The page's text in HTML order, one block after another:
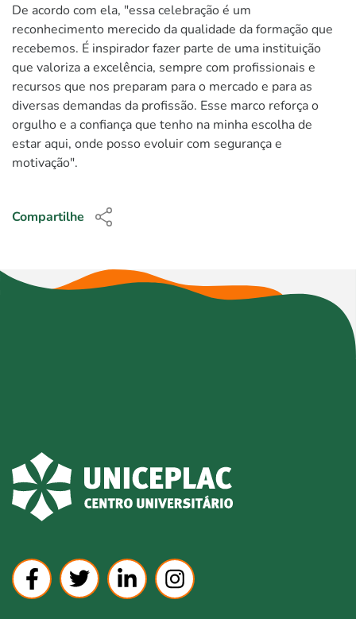
De acordo com ela, "essa celebração é um
reconhecimento merecido da qualidade da formação que
recebemos. É inspirador fazer parte de uma instituição
que valoriza a excelência, sempre com profissionais e
recursos que nos preparam para o mercado e para as
diversas demandas da profissão. Esse marco reforça o
orgulho e a confiança que tenho na minha escolha de
estar aqui, onde posso evoluir com segurança e
motivação".
Compartilhe